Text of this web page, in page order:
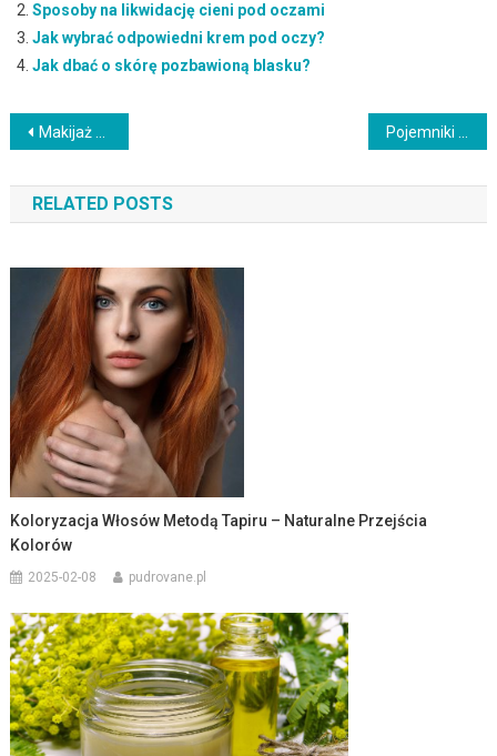
Sposoby na likwidację cieni pod oczami
Jak wybrać odpowiedni krem pod oczy?
Jak dbać o skórę pozbawioną blasku?
Nawigacja
wpisu
Makijaż wieczorowy: kluczowe elementy i trendy 2023 Pojemniki na kosmetyki – jak zorganizować porządek w łazience?
RELATED POSTS
Koloryzacja Włosów Metodą Tapiru – Naturalne Przejścia
Kolorów
2025-02-08 pudrovane.pl